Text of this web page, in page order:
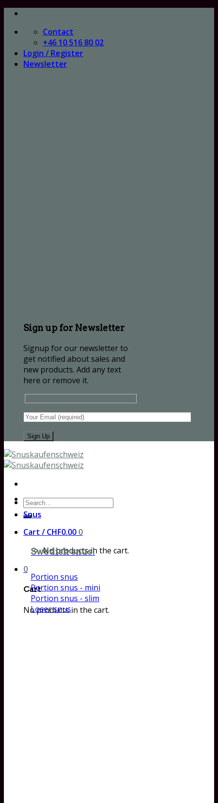
Skip
content
Contact
+46 10 516 80 02
Login / Register
Newsletter
Sign up for Newsletter
Signup for our newsletter to
get notified about sales and
new products. Add any text
here or remove it.
Search
for:
Cart / CHF0.00 0
No products in the cart.
0
Cart
No products in the cart.
Snus
Swedish snus!
Portion snus
Portion snus - mini
Portion snus - slim
Loser snus